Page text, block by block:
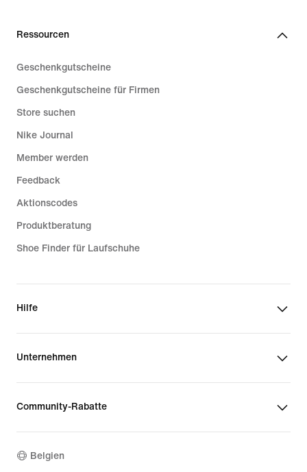
Ressourcen
Geschenkgutscheine
Geschenkgutscheine für Firmen
Store suchen
Nike Journal
Member werden
Feedback
Aktionscodes
Produktberatung
Shoe Finder für Laufschuhe
Hilfe
Unternehmen
Community-Rabatte
Belgien